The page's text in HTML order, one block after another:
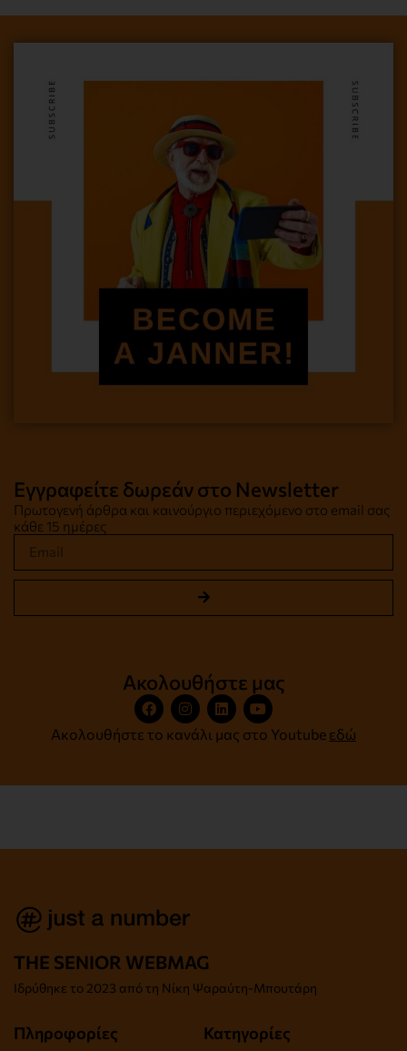
Εγγραφείτε δωρεάν στο Newsletter
Πρωτογενή άρθρα και καινούργιο περιεχόμενο στο email σας
κάθε 15 ημέρες
Ακολουθήστε μας
Ακολουθήστε το κανάλι μας στο Youtube εδώ
THE SENIOR WEBMAG
Iδρύθηκε το 2023 από τη Νίκη Ψαραύτη-Μπουτάρη
Πληροφορίες Κατηγορίες